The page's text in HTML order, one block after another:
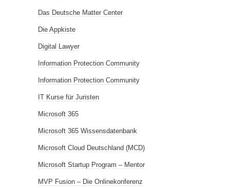
Das Deutsche Matter Center
Die Appkiste
Digital Lawyer
Information Protection Community
Information Protection Community
IT Kurse für Juristen
Microsoft 365
Microsoft 365 Wissensdatenbank
Microsoft Cloud Deutschland (MCD)
Microsoft Startup Program – Mentor
MVP Fusion – Die Onlinekonferenz